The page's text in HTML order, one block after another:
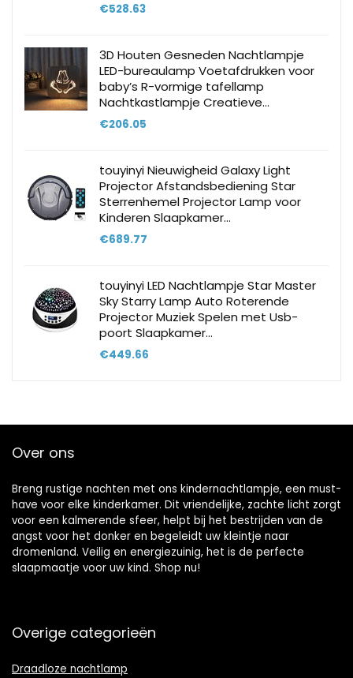
€528.63
3D Houten Gesneden Nachtlampje
LED-bureaulamp Voetafdrukken voor
baby’s R-vormige tafellamp
Nachtkastlampje Creatieve…
€206.05
touyinyi Nieuwigheid Galaxy Light
Projector Afstandsbediening Star
Sterrenhemel Projector Lamp voor
Kinderen Slaapkamer…
€689.77
touyinyi LED Nachtlampje Star Master
Sky Starry Lamp Auto Roterende
Projector Muziek Spelen met Usb-
poort Slaapkamer…
€449.66
Over ons
Breng rustige nachten met ons kindernachtlampje, een must-
have voor elke kinderkamer. Dit vriendelijke, zachte licht zorgt
voor een kalmerende sfeer, helpt bij het bestrijden van de
angst voor het donker en begeleidt uw kleintje naar
dromenland. Veilig en energiezuinig, het is de perfecte
slaapmaatje voor uw kind. Shop nu!
Overige categorieën
Draadloze nachtlamp